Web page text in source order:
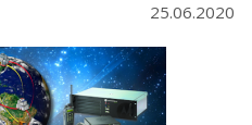
25.06.2020